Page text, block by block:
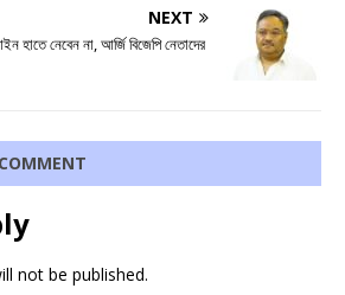
NEXT
হাতে নেবেন না, আর্জি বিজেপি নেতাদের
not be published.